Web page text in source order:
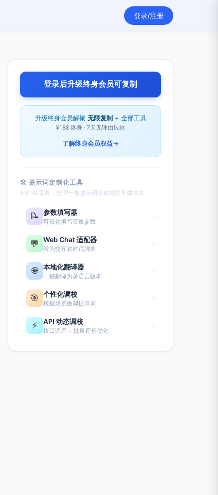
登录/注册
登录后升级终身会员可复制
升级终身会员解锁 无限复制 + 全部工具
¥188 终身 · 7天无理由退款
了解终身会员权益→
🛠 提示词定制化工具
5 种 AI 工具，把同一条提示词变成你的专属版本
📝 参数填写器
可视化填写变量参数
›
💬 Web Chat 适配器
转为交互式对话脚本
›
🌐 本地化翻译器
一键翻译为多语言版本
›
🎯 个性化调校
根据场景微调提示词
›
⚡ API 动态调校
接口调用 + 批量评价优化
›